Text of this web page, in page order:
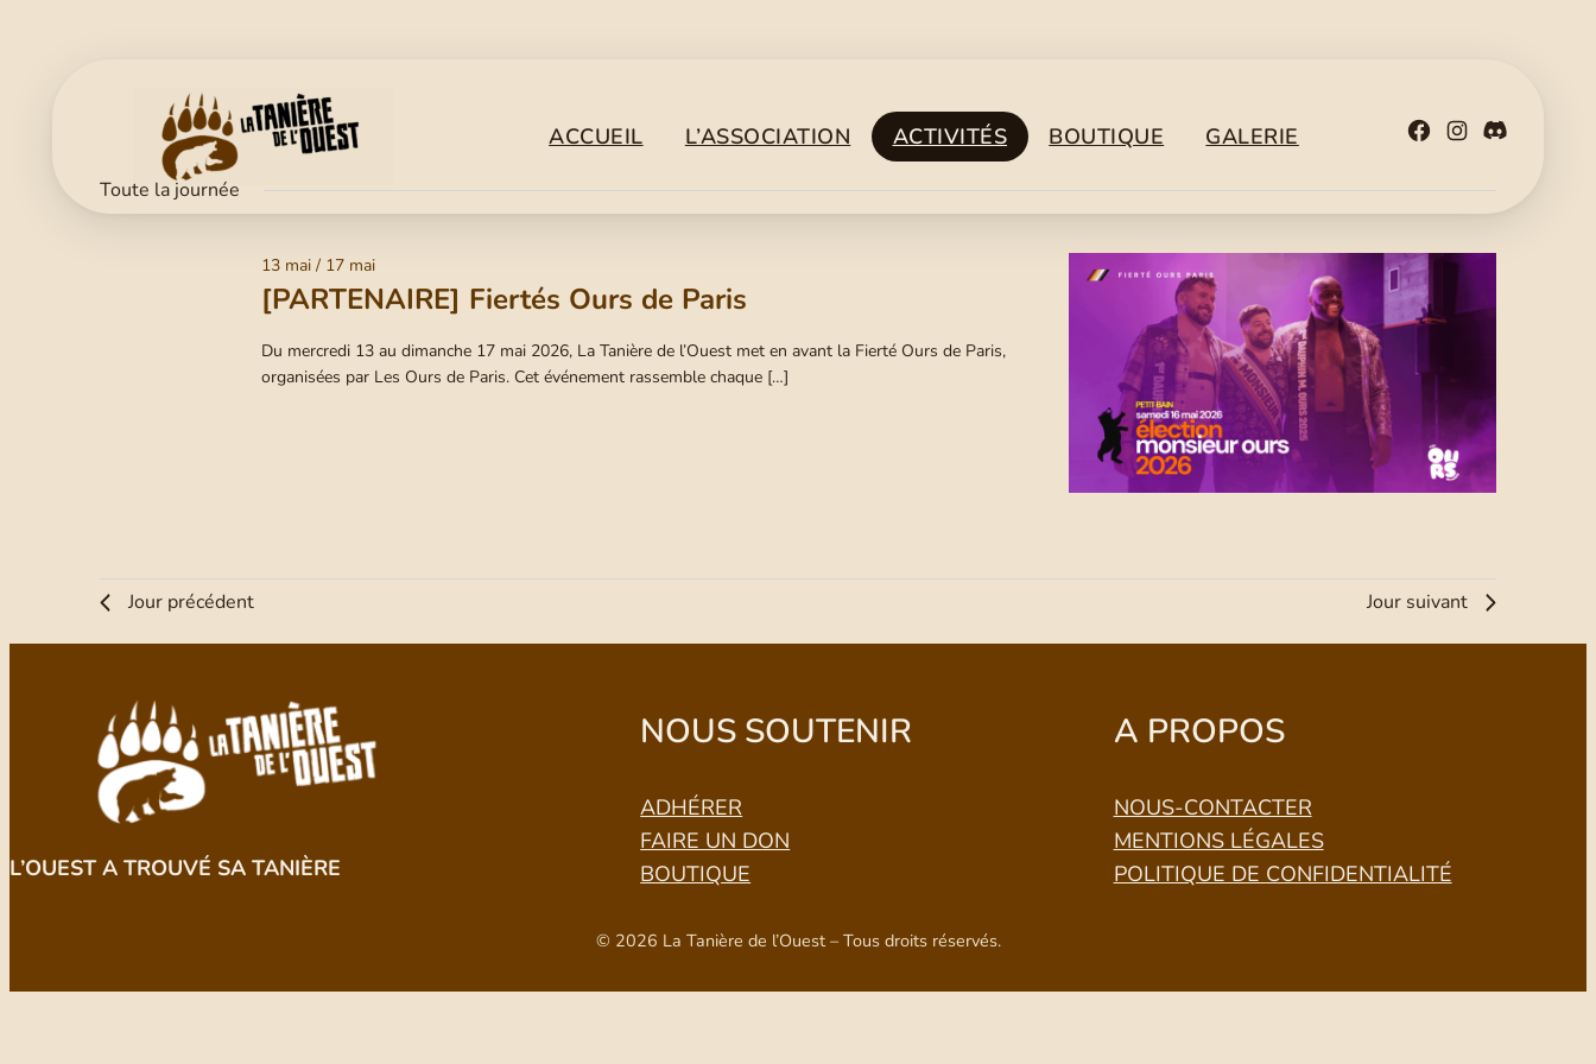
ACCUEIL L’ASSOCIATION ACTIVITÉS BOUTIQUE GALERIE Facebook
Toute la journée
[PARTENAIRE] Fiertés Ours de Paris
13 mai/ 17 mai
Du mercredi 13 au dimanche 17 mai 2026, La Tanière de l’Ouest met en avant la Fierté Ours de Paris,
organisées par Les Ours de Paris. Cet événement rassemble chaque […]
Jour précédent Jour suivant
L’OUEST A TROUVÉ SA TANIÈRE
NOUS SOUTENIR
ADHÉRER
FAIRE UN DON
BOUTIQUE
A PROPOS
NOUS-CONTACTER
MENTIONS LÉGALES
POLITIQUE DE CONFIDENTIALITÉ
© 2026 La Tanière de l’Ouest – Tous droits réservés.